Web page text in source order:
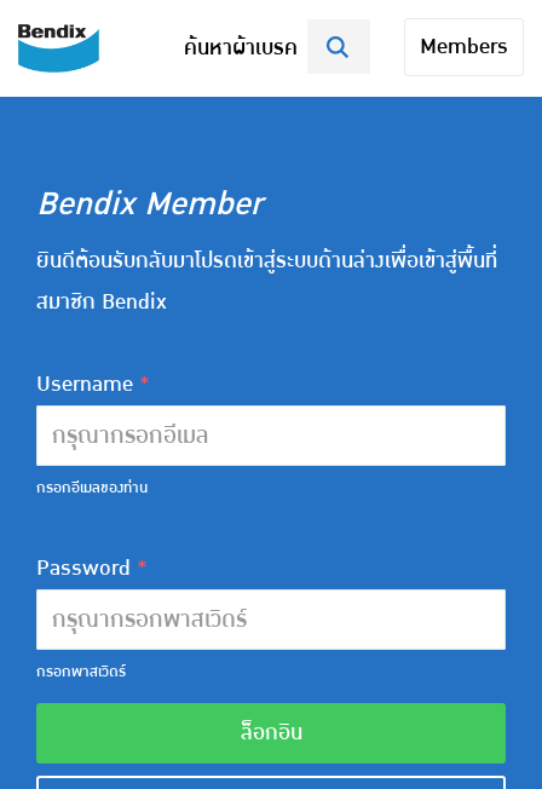
ค้นหาผ้าเบรค Members
Bendix Member
ยินดีต้อนรับกลับมาโปรดเข้าสู่ระบบด้านล่างเพื่อเข้าสู่พื้นที่
สมาชิก Bendix
Username *
กรอกอีเมลของท่าน
Password *
กรอกพาสเวิดร์
ล็อกอิน